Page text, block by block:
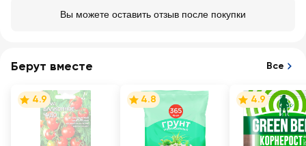
Вы можете оставить отзыв после покупки
Берут вместе Все
4.9 4.8 4.9